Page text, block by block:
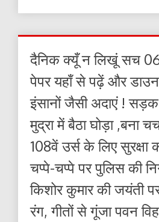
दैनिक क्यूँ न लिखूं सच
पेपर यहाँ से पढ़ें और
इंसानों जैसी अदाएं !
मुद्रा में बैठा घोड़ा ,बना
108वें उर्स के लिए सुरक्षा
चप्पे-चप्पे पर पुलिस की
किशोर कुमार की जयंती
रंग, गीतों से गूंजा पवन